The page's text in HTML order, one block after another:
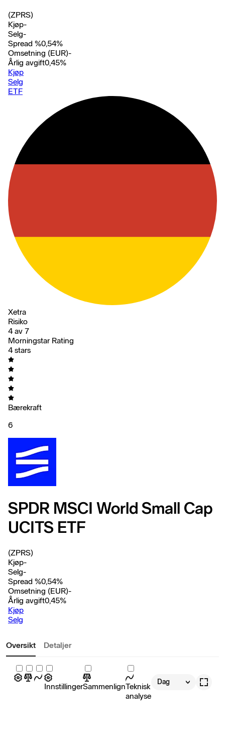
(ZPRS)
Kjøp-
Selg-
Spread %0,54%
Omsetning (EUR)-
Årlig avgift0,45%
Kjøp
Selg
ETF
Xetra
Risiko
4 av 7
Morningstar Rating
4 stars
Bærekraft
6
SPDR MSCI World Small Cap
UCITS ETF
(ZPRS)
Kjøp-
Selg-
Spread %0,54%
Omsetning (EUR)-
Årlig avgift0,45%
Kjøp
Selg
Oversikt Detaljer
InnstillingerSammenlignTeknisk
analyse
Dag